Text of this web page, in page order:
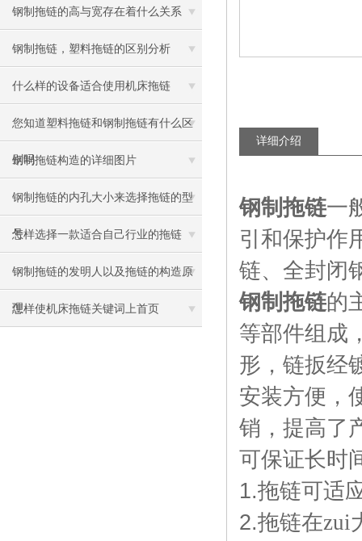
钢制拖链的高与宽存在着什么关系
钢制拖链，塑料拖链的区别分析
什么样的设备适合使用机床拖链
您知道塑料拖链和钢制拖链有什么区
别吗
钢制拖链构造的详细图片
钢制拖链的内孔大小来选择拖链的型
号
怎样选择一款适合自己行业的拖链
钢制拖链的发明人以及拖链的构造原
理
怎样使机床拖链关键词上首页
详细介绍
钢制拖链一
引和保护作
链、全封闭
钢制拖链的
等部件组成
形，链扳经
安装方便，
销，提高了
可保证长时
1.拖链可适
2.拖链在zui